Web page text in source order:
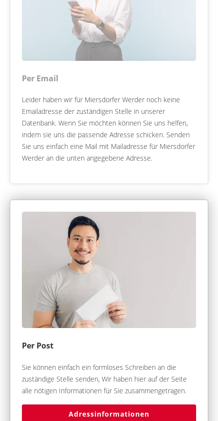
Per Email
Leider haben wir für Miersdorfer Werder noch keine
Emailadresse der zuständigen Stelle in unserer
Datenbank. Wenn Sie möchten können Sie uns helfen,
indem sie uns die passende Adresse schicken. Senden
Sie uns einfach eine Mail mit Mailadresse für Miersdorfer
Werder an die unten angegebene Adresse.
Per Post
Sie können einfach ein formloses Schreiben an die
zuständige Stelle senden, Wir haben hier auf der Seite
alle nötigen Informationen für Sie zusammengetragen.
Adressinformationen